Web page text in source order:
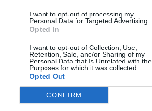
I want to opt-out of processing my
Personal Data for Targeted Advertising.
Opted In
I want to opt-out of Collection, Use,
Retention, Sale, and/or Sharing of my
Personal Data that Is Unrelated with the
Purposes for which it was collected.
Opted Out
CONFIRM